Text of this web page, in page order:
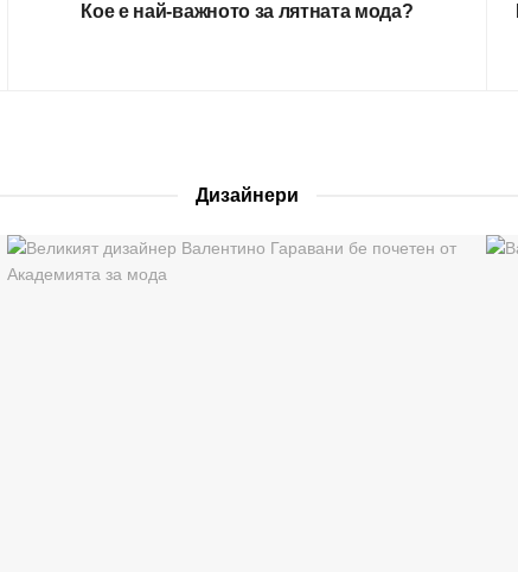
Кое е най-важното за лятната мода?
Дизайнери